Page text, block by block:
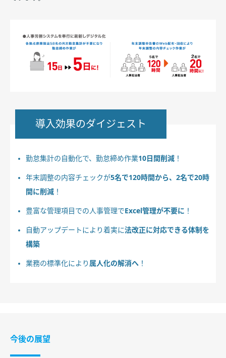
導入効果のダイジェスト
勤怠集計の自動化で、勤怠締め作業10日間削減 ！
年末調整の内容チェックが5名で120時間から、2名で20時
間に削減 ！
豊富な管理項目での人事管理でExcel管理が不要に ！
自動アップデートにより着実に法改正に対応できる体制を
構築
業務の標準化により 属人化の解消へ ！
今後の展望